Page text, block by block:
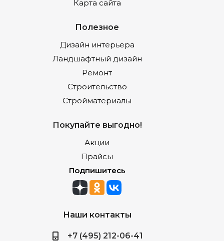
Карта сайта
Полезное
Дизайн интерьера
Ландшафтный дизайн
Ремонт
Строительство
Стройматериалы
Покупайте выгодно!
Акции
Прайсы
Подпишитесь
Наши контакты
+7 (495) 212-06-41